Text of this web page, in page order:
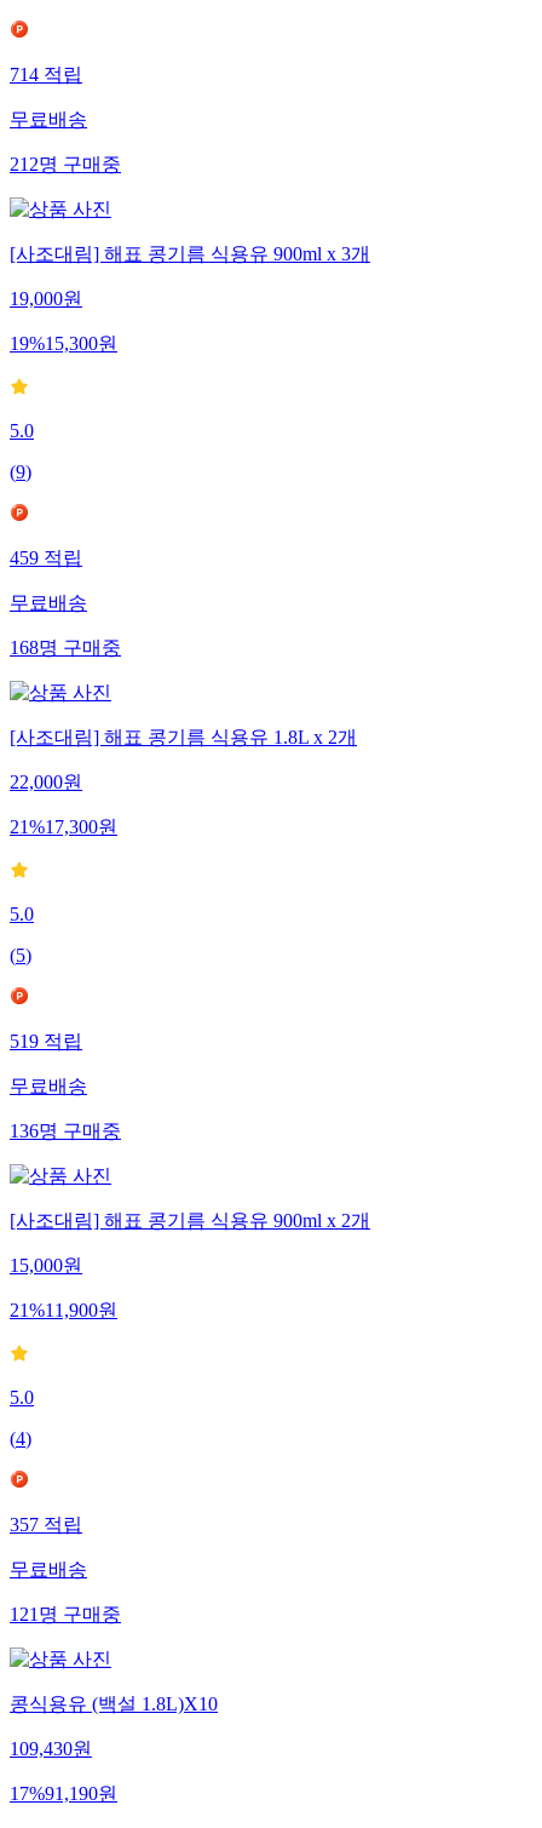
714적립
무료배송
212명구매중
[사조대림] 해표 콩기름 식용유 900ml x 3개
19,000원
19%15,300원
5.0
(9)
459적립
무료배송
168명구매중
[사조대림] 해표 콩기름 식용유 1.8L x 2개
22,000원
21%17,300원
5.0
(5)
519적립
무료배송
136명구매중
[사조대림] 해표 콩기름 식용유 900ml x 2개
15,000원
21%11,900원
5.0
(4)
357적립
무료배송
121명구매중
콩식용유 (백설 1.8L)X10
109,430원
17%91,190원